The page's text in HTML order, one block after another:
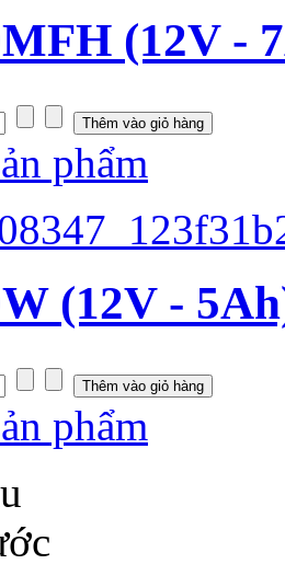
(12V -
phẩm
(12V -
phẩm